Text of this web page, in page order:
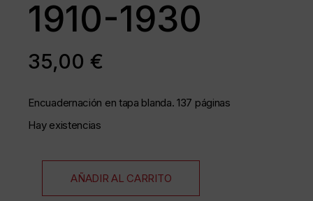
1910-1930
35,00€
Encuadernación en tapa blanda. 137 páginas
Hay existencias
AÑADIR AL CARRITO